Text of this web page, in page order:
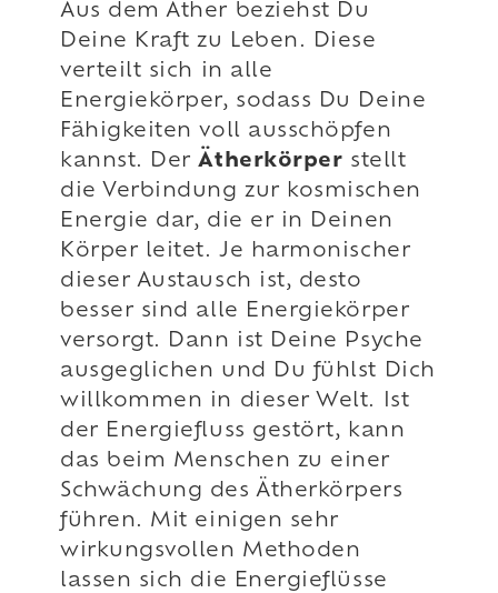
Aus dem Äther beziehst Du
Deine Kraft zu Leben. Diese
verteilt sich in alle
Energiekörper, sodass Du Deine
Fähigkeiten voll ausschöpfen
kannst. DerÄtherkörper stellt
die Verbindung zur kosmischen
Energie dar, die er in Deinen
Körper leitet. Je harmonischer
dieser Austausch ist, desto
besser sind alle Energiekörper
versorgt. Dann ist Deine Psyche
ausgeglichen und Du fühlst Dich
willkommen in dieser Welt. Ist
der Energiefluss gestört, kann
das beim Menschen zu einer
Schwächung des Ätherkörpers
führen. Mit einigen sehr
wirkungsvollen Methoden
lassen sich die Energieflüsse